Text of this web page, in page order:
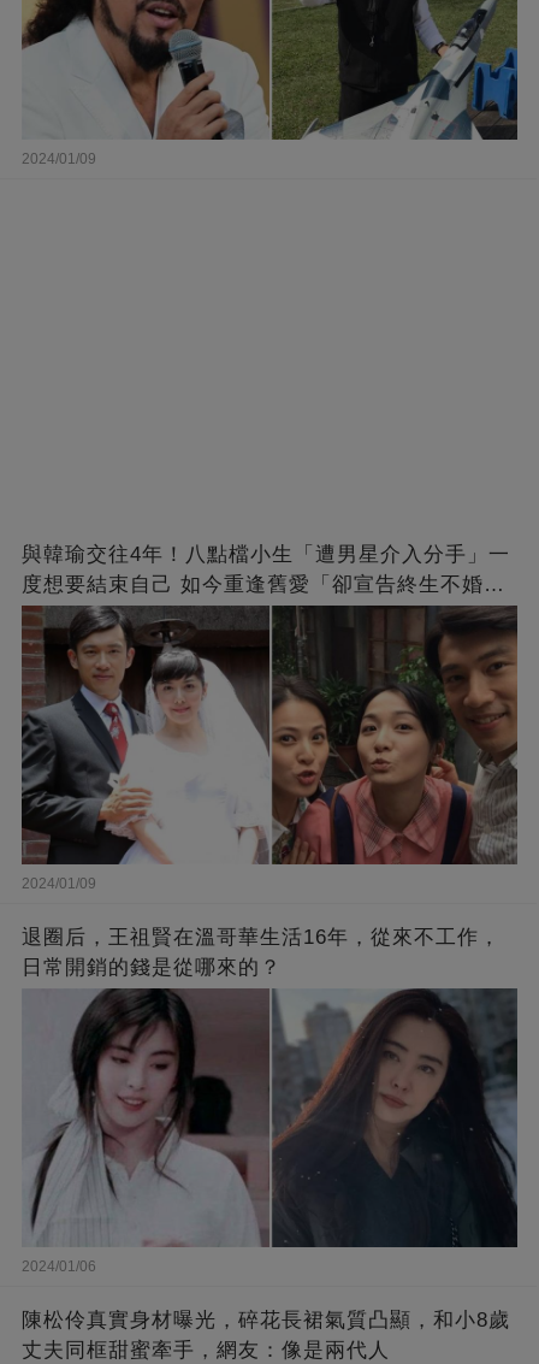
2024/01/09
與韓瑜交往4年！八點檔小生「遭男星介入分手」一
度想要結束自己 如今重逢舊愛「卻宣告終生不婚」
原因曝光
2024/01/09
退圈后，王祖賢在溫哥華生活16年，從來不工作，
日常開銷的錢是從哪來的？
2024/01/06
陳松伶真實身材曝光，碎花長裙氣質凸顯，和小8歲
丈夫同框甜蜜牽手，網友：像是兩代人